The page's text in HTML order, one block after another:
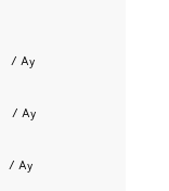
/ Ay
/ Ay
/ Ay